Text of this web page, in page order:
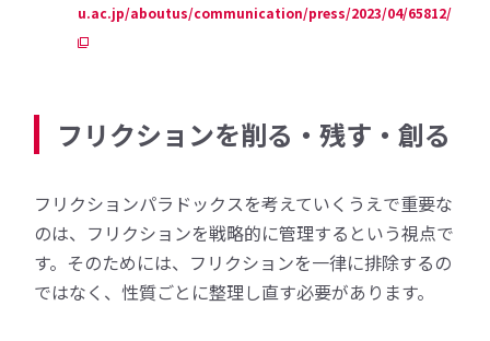
u.ac.jp/aboutus/communication/press/2023/04/65812/
フリクションを削る・残す・創る
フリクションパラドックスを考えていくうえで重要な
のは、フリクションを戦略的に管理するという視点で
す。そのためには、フリクションを一律に排除するの
ではなく、性質ごとに整理し直す必要があります。